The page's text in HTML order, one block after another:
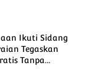
Ikuti Sidang
Tegaskan
Tanpa